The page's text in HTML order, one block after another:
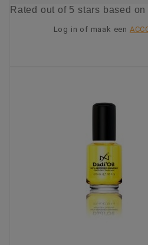
Rated out of 5 stars based on
Log in of maak een